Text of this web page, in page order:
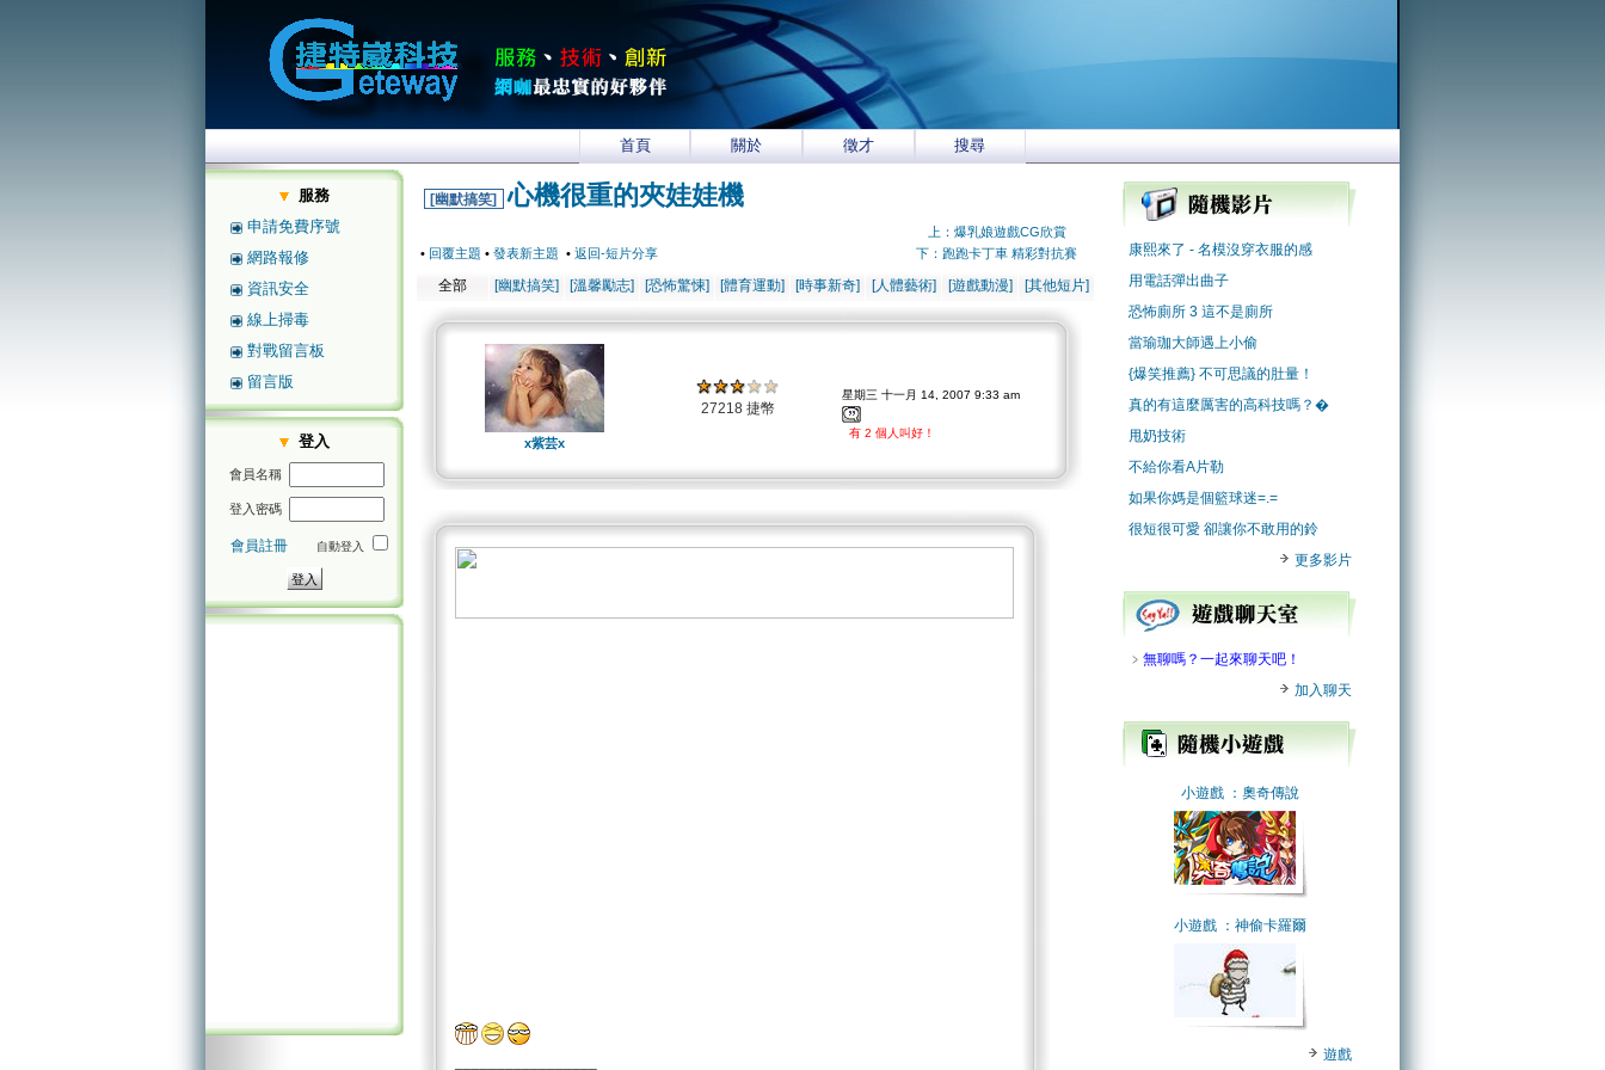
首頁 關於 徵才 搜尋
服務
申請免費序號
網路報修
資訊安全
線上掃毒
對戰留言板
留言版
登入
會員名稱
登入密碼
會員註冊 自動登入
[幽默搞笑] 心機很重的夾娃娃機
• 回覆主題 • 發表新主題 • 返回-短片分享
上：爆乳娘遊戲CG欣賞
下：跑跑卡丁車 精彩對抗賽
全部 [幽默搞笑] [溫馨勵志] [恐怖驚悚] [體育運動] [時事新奇] [人體藝術] [遊戲動漫] [其他短片]
x紫芸x
27218 捷幣
星期三 十一月 14, 2007 9:33 am
有 2 個人叫好！
康熙來了 - 名模沒穿衣服的感
用電話彈出曲子
恐怖廁所 3 這不是廁所
當瑜珈大師遇上小偷
{爆笑推薦} 不可思議的肚量！
真的有這麼厲害的高科技嗎？�
甩奶技術
不給你看A片勒
如果你媽是個籃球迷=.=
很短很可愛 卻讓你不敢用的鈴
更多影片
﹥ 無聊嗎？一起來聊天吧！
加入聊天
小遊戲 ：奧奇傳說
小遊戲 ：神偷卡羅爾
遊戲